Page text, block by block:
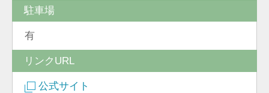
駐車場
有
リンクURL
公式サイト